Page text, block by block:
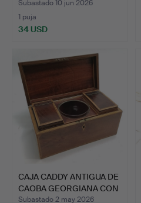
PANEL…
Subastado 10 jun 2026
1 puja
34 USD
CAJA CADDY ANTIGUA DE
CAOBA GEORGIANA CON
…
Subastado 2 may 2026